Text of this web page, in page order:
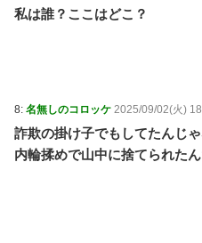
私は誰？ここはどこ？
8: 名無しのコロッケ 2025/09/02(火)
詐欺の掛け子でもしてたんじ
内輪揉めで山中に捨てられた